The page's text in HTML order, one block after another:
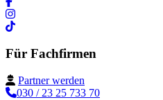
Für Fachfirmen
Partner werden
030 / 23 25 733 70